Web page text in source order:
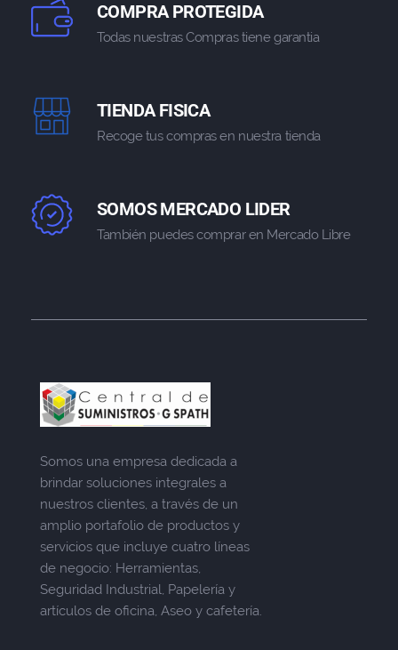
COMPRA PROTEGIDA
Todas nuestras Compras tiene garantia
TIENDA FISICA
Recoge tus compras en nuestra tienda
SOMOS MERCADO LIDER
También puedes comprar en Mercado Libre
Somos una empresa dedicada a
brindar soluciones integrales a
nuestros clientes, a través de un
amplio portafolio de productos y
servicios que incluye cuatro líneas
de negocio: Herramientas,
Seguridad Industrial, Papelería y
artículos de oficina, Aseo y cafetería.